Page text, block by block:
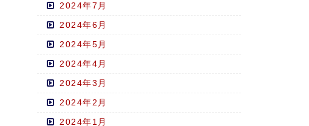
2024年7月
2024年6月
2024年5月
2024年4月
2024年3月
2024年2月
2024年1月